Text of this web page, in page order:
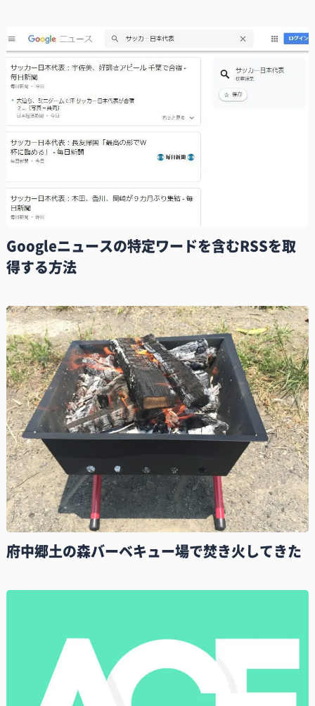
Googleニュースの特定ワードを含むRSSを取
得する方法
府中郷土の森バーベキュー場で焚き火してきた